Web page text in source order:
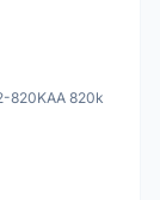
820KAA 820k